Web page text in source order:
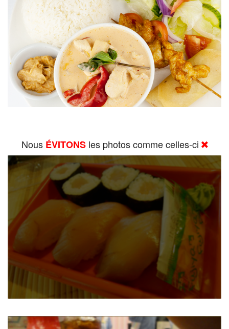
Nous ÉVITONSles photos comme celles-ci